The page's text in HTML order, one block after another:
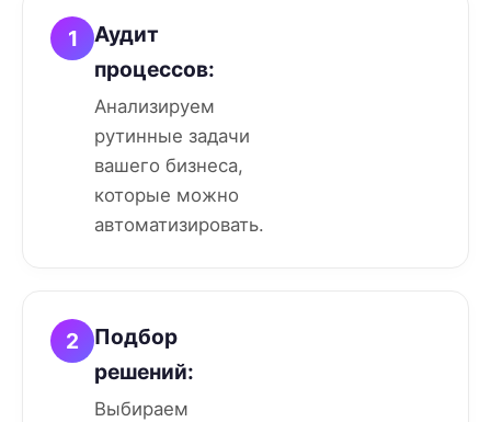
1
Аудит
процессов:
Анализируем
рутинные задачи
вашего бизнеса,
которые можно
автоматизировать.
2
Подбор
решений:
Выбираем